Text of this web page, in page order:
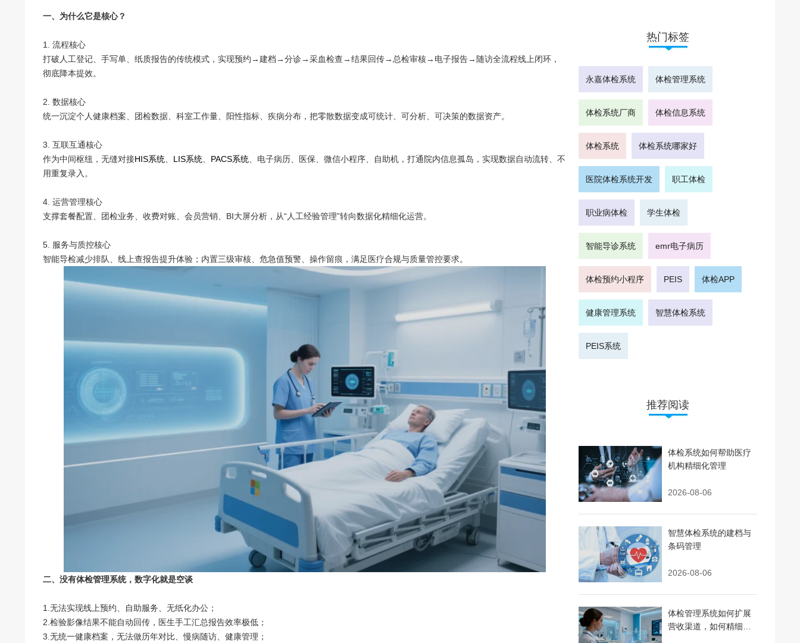
一、为什么它是核心？
1. 流程核心
打破人工登记、手写单、纸质报告的传统模式，实现预约→建档→分诊→采血检查→结果回传→总检审核→电子报告→随访全流程线上闭环，
彻底降本提效。
2. 数据核心
统一沉淀个人健康档案、团检数据、科室工作量、阳性指标、疾病分布，把零散数据变成可统计、可分析、可决策的数据资产。
3. 互联互通核心
作为中间枢纽，无缝对接HIS系统 LIS系统 PACS系统 、电子病历、医保、微信小程序、自助机，打通院内信息孤岛，实现数据自动流转、不
用重复录入。
4. 运营管理核心
支撑套餐配置、团检业务、收费对账、会员营销、BI大屏分析，从“人工经验管理”转向数据化精细化运营。
5. 服务与质控核心
智能导检减少排队、线上查报告提升体验；内置三级审核、危急值预警、操作留痕，满足医疗合规与质量管控要求。
二、没有体检管理系统，数字化就是空谈
1.无法实现线上预约、自助服务、无纸化办公；
2.检验影像结果不能自动回传，医生手工汇总报告效率极低；
3.无统一健康档案，无法做历年对比、慢病随访、健康管理；
热门标签
永嘉体检系统 体检管理系统
体检系统厂商 体检信息系统
体检系统 体检系统哪家好
医院体检系统开发 职工体检
职业病体检 学生体检
智能导诊系统 emr电子病历
体检预约小程序 PEIS 体检APP
健康管理系统 智慧体检系统
PEIS系统
推荐阅读
体检系统如何帮助医疗
机构精细化管理
2026-08-06
智慧体检系统的建档与
条码管理
2026-08-06
体检管理系统如何扩展
营收渠道，如何精细化